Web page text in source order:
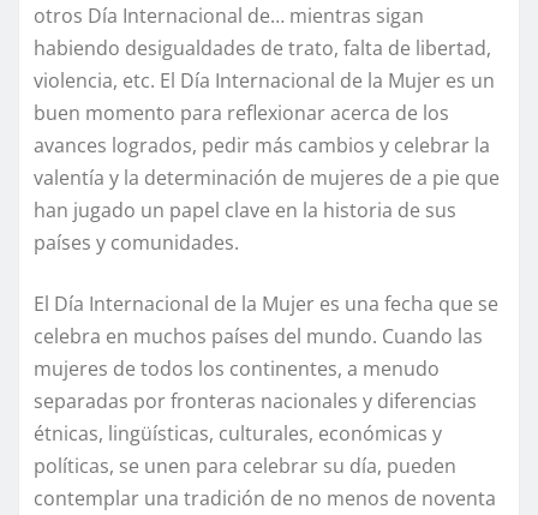
otros Día Internacional de… mientras sigan
habiendo desigualdades de trato, falta de libertad,
violencia, etc. El Día Internacional de la Mujer es un
buen momento para reflexionar acerca de los
avances logrados, pedir más cambios y celebrar la
valentía y la determinación de mujeres de a pie que
han jugado un papel clave en la historia de sus
países y comunidades.
El Día Internacional de la Mujer es una fecha que se
celebra en muchos países del mundo. Cuando las
mujeres de todos los continentes, a menudo
separadas por fronteras nacionales y diferencias
étnicas, lingüísticas, culturales, económicas y
políticas, se unen para celebrar su día, pueden
contemplar una tradición de no menos de noventa